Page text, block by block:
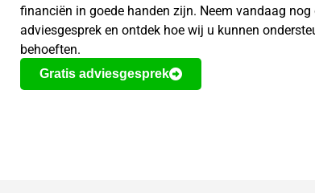
financiën in goede handen zijn. Neem vandaag
adviesgesprek en ontdek hoe wij u kunnen
behoeften.
Gratis adviesgesprek